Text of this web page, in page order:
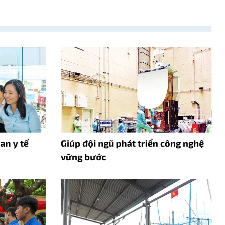
y tế
Giúp đội ngũ phát triển công nghệ
vững bước